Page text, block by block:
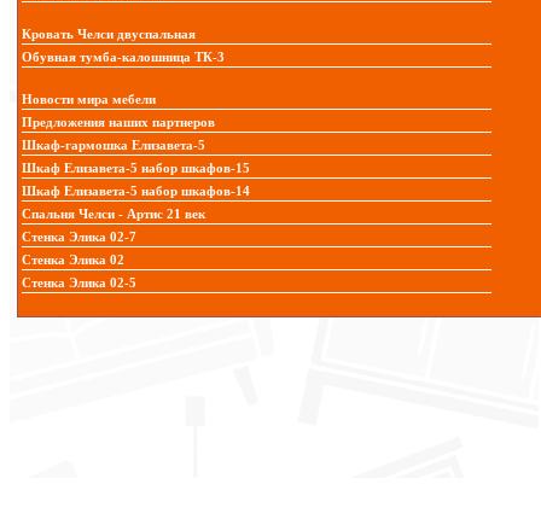
Кровать Челси двуспальная
Обувная тумба-калошница ТК-3
Новости мира мебели
Предложения наших партнеров
Шкаф-гармошка Елизавета-5
Шкаф Елизавета-5 набор шкафов-15
Шкаф Елизавета-5 набор шкафов-14
Спальня Челси - Артис 21 век
Стенка Элика 02-7
Стенка Элика 02
Стенка Элика 02-5